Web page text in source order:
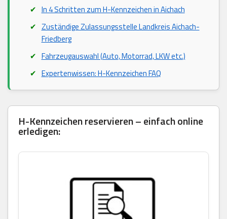
In 4 Schritten zum H-Kennzeichen in Aichach
Zuständige Zulassungsstelle Landkreis Aichach-
Friedberg
Fahrzeugauswahl (Auto, Motorrad, LKW etc.)
Expertenwissen: H-Kennzeichen FAQ
H-Kennzeichen reservieren – einfach online
erledigen: